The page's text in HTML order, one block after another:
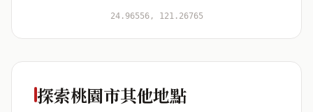
資料僅用於即時分析，不會儲存於伺服器
24.96556, 121.26765
探索桃園市其他地點